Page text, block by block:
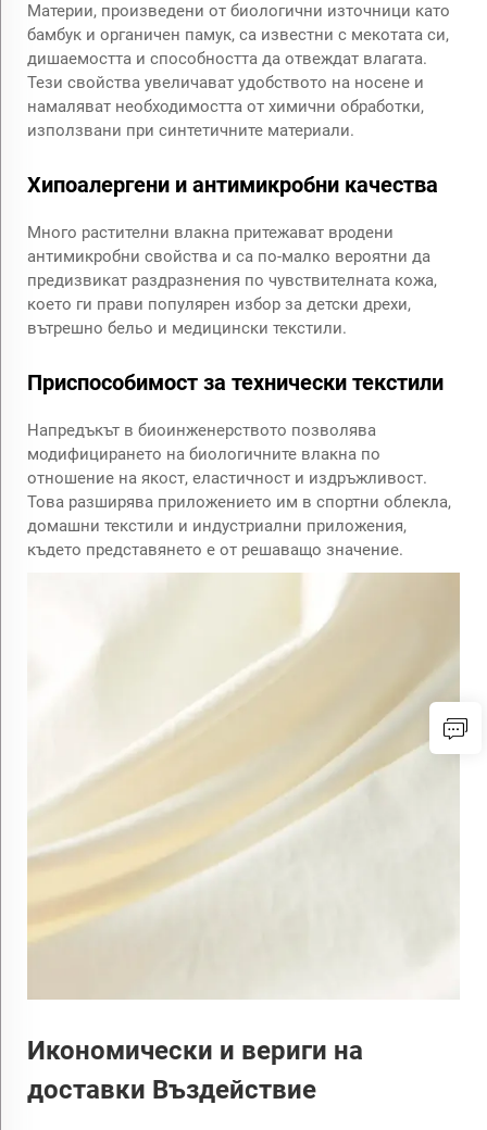
Материи, произведени от биологични източници като
бамбук и органичен памук, са известни с мекотата си,
дишаемостта и способността да отвеждат влагата.
Тези свойства увеличават удобството на носене и
намаляват необходимостта от химични обработки,
използвани при синтетичните материали.
Хипоалергени и антимикробни качества
Много растителни влакна притежават вродени
антимикробни свойства и са по-малко вероятни да
предизвикат раздразнения по чувствителната кожа,
което ги прави популярен избор за детски дрехи,
вътрешно бельо и медицински текстили.
Приспособимост за технически текстили
Напредъкът в биоинженерството позволява
модифицирането на биологичните влакна по
отношение на якост, еластичност и издръжливост.
Това разширява приложението им в спортни облекла,
домашни текстили и индустриални приложения,
където представянето е от решаващо значение.
Икономически и вериги на
доставки Въздействие